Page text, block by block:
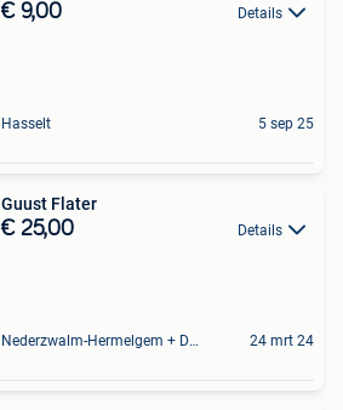
€ 9,00 Details
Hasselt 5 sep 25
Guust Flater
€ 25,00 Details
Nederzwalm-Hermelgem + Deel Oudenaarde En Zingem 24 mrt 24